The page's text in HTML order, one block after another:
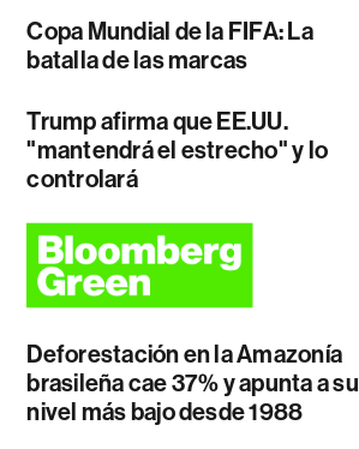
Copa Mundial de la FIFA: La
batalla de las marcas
Trump afirma que EE.UU.
"mantendrá el estrecho" y lo
controlará
Deforestación en la Amazonía
brasileña cae 37% y apunta a su
nivel más bajo desde 1988